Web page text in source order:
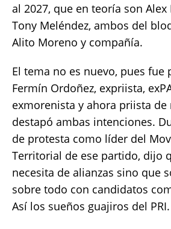
al 2027, que en teoría son
Tony Meléndez, ambos del
Alito Moreno y compañía.
El tema no es nuevo, pues fue
Fermín Ordoñez, expriista,
exmorenista y ahora priista de
destapó ambas intenciones.
de protesta como líder del
Territorial de ese partido, dijo
necesita de alianzas sino que
sobre todo con candidatos
Así los sueños guajiros del PRI.